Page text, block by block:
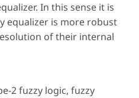
In this sense it is
equalizer is more robust
of their internal
2 fuzzy logic, fuzzy